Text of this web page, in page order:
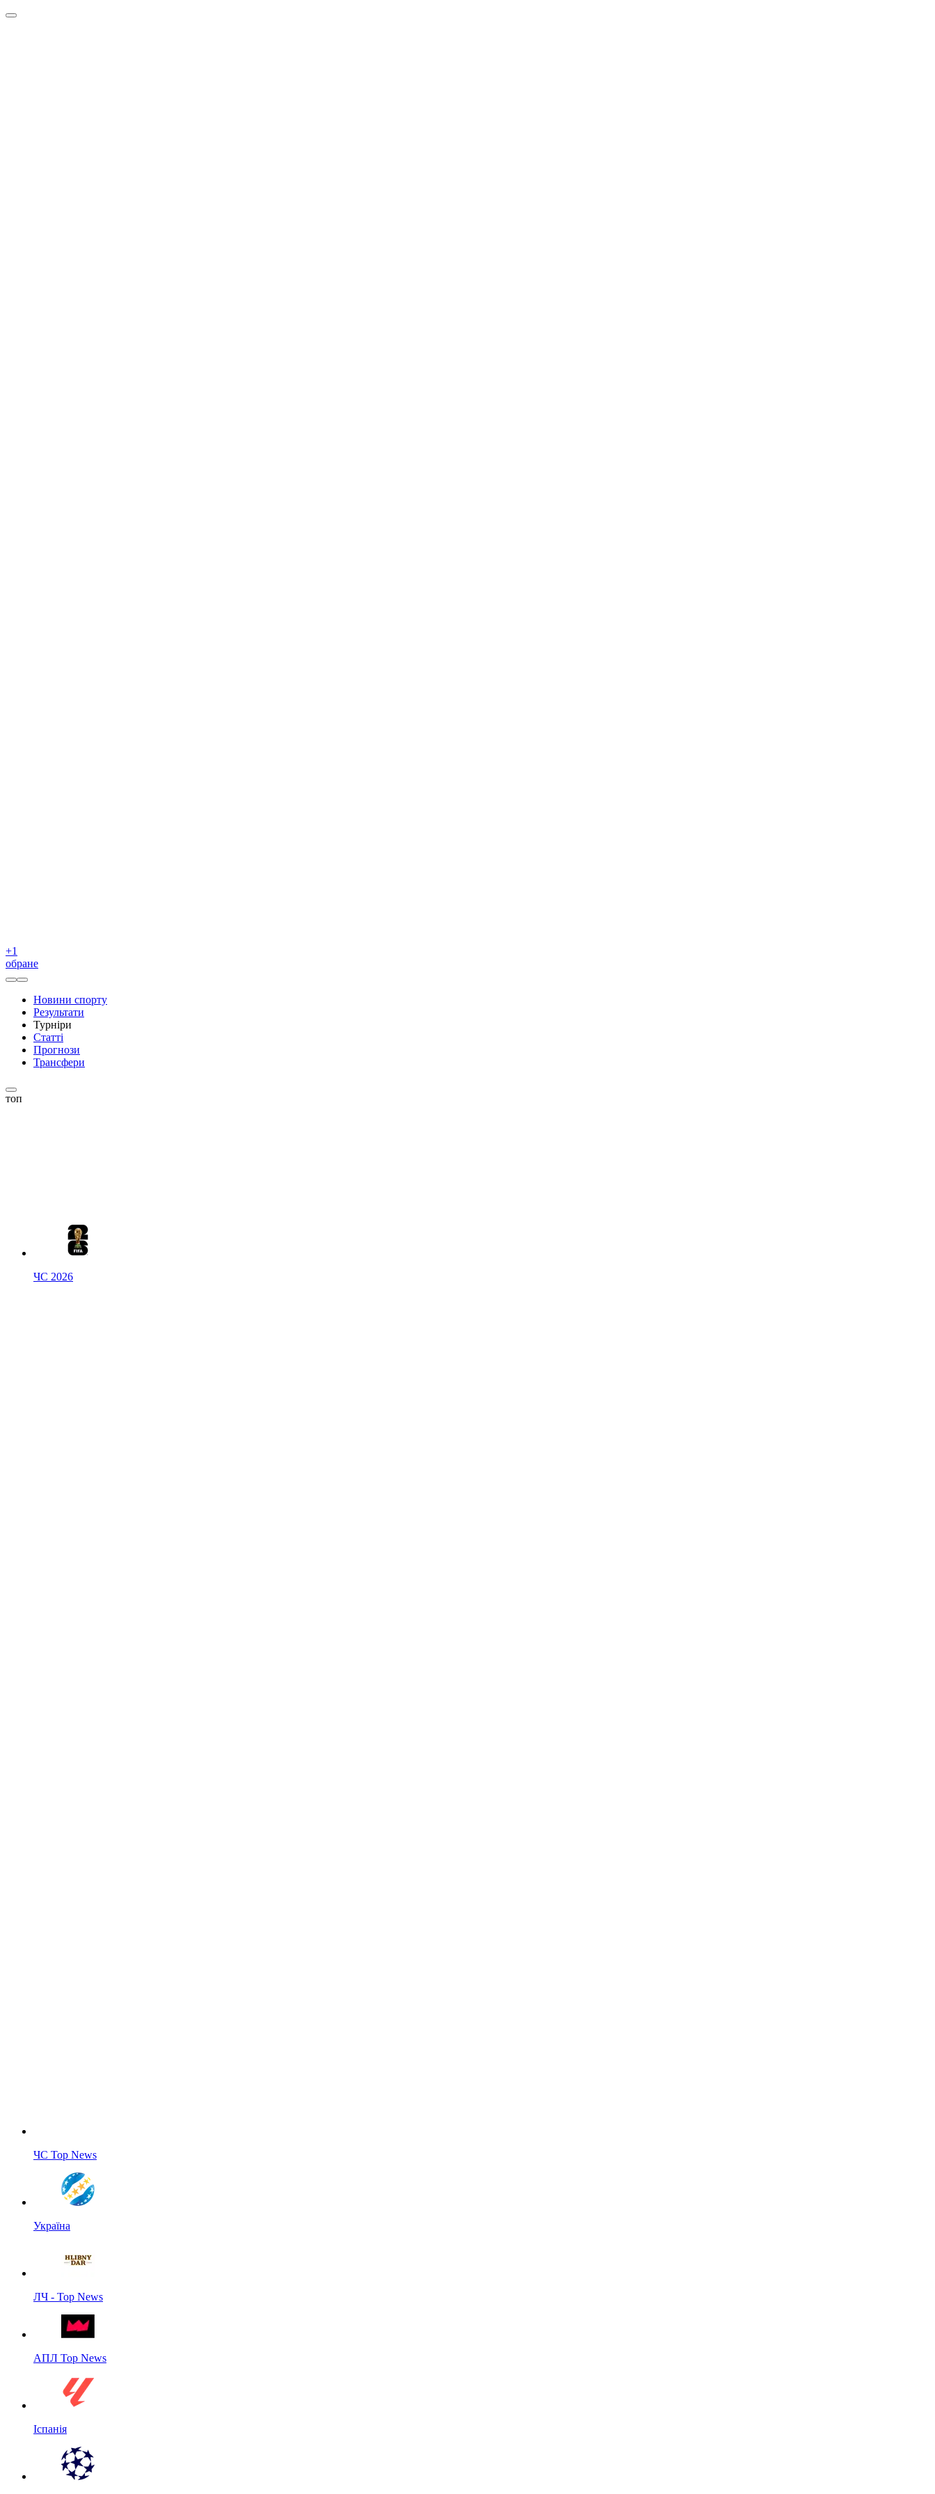
+1
обране
Новини спорту
Результати
Турніри
Статті
Прогнози
Трансфери
топ
ЧС 2026
ЧС Top News
Україна
ЛЧ - Top News
АПЛ Top News
Іспанія